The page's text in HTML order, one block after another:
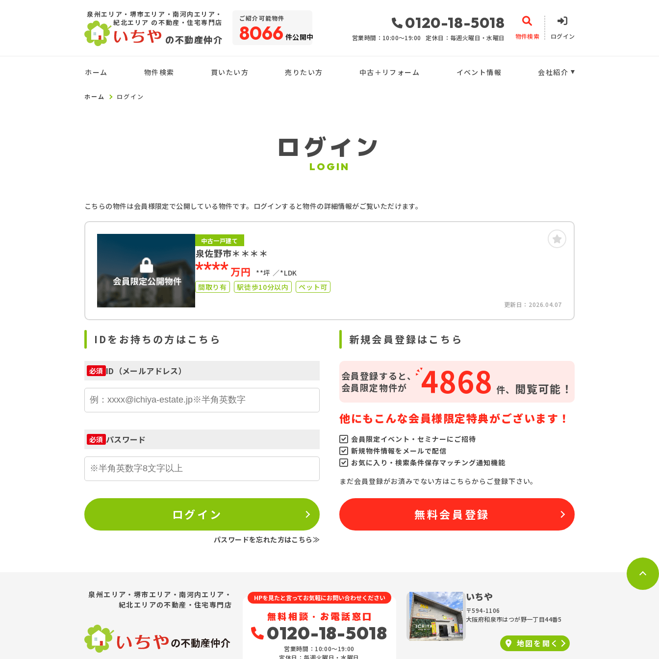
泉州エリア・堺市エリア・南河内エリア・
紀北エリア の不動産・住宅専門店
の不動産仲介
ご紹介可能物件
8066 件公開中
0120-18-5018
営業時間：10:00〜19:00 定休日：毎週火曜日・水曜日 物件検索 ログイン
ホーム 物件検索 買いたい方 売りたい方 中古＋リフォーム イベント情報 会社紹介
ホーム ログイン
ログイン
LOGIN
こちらの物件は会員様限定で公開している物件です。ログインすると物件の詳細情報がご覧いただけます。
中古一戸建て
泉佐野市＊＊＊＊
****万円 **坪
*LDK
間取り有
駅徒歩10分以内 ペット可
更新日：2026.04.07
IDをお持ちの方はこちら
必須 ID（メールアドレス）
必須 パスワード
ログイン
パスワードを忘れた方はこちら≫
新規会員登録はこちら
会員登録すると、
会員限定物件が
4868 件、 閲覧可能！
他にもこんな会員様限定特典がございます！
会員限定イベント・セミナーにご招待
新規物件情報をメールで配信
お気に入り・検索条件保存マッチング通知機能
まだ会員登録がお済みでない方はこちらからご登録下さい。
無料会員登録
泉州エリア・堺市エリア・南河内エリア・
紀北エリアの不動産・住宅専門店
の不動産仲介
HPを見たと言ってお気軽にお問い合わせください
無料相談・お電話窓口
0120-18-5018
営業時間：10:00〜19:00
いちや
〒594-1106
大阪府和泉市はつが野一丁目44番5
地図を 開く